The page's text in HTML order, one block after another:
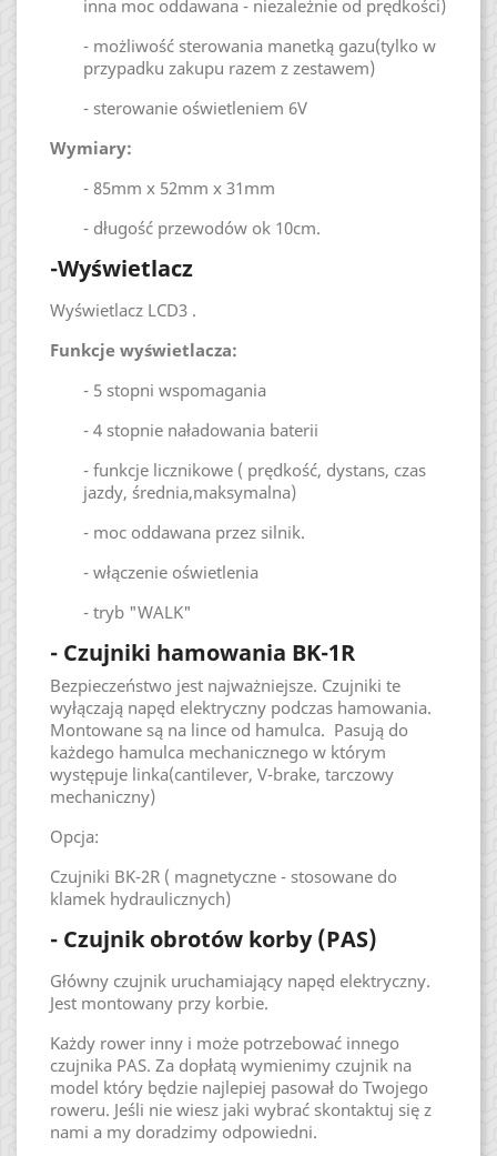
inna moc oddawana - niezależnie od prędkości)
- możliwość sterowania manetką gazu(tylko w
przypadku zakupu razem z zestawem)
- sterowanie oświetleniem 6V
Wymiary:
- 85mm x 52mm x 31mm
- długość przewodów ok 10cm.
-Wyświetlacz
Wyświetlacz LCD3 .
Funkcje wyświetlacza:
- 5 stopni wspomagania
- 4 stopnie naładowania baterii
- funkcje licznikowe ( prędkość, dystans, czas
jazdy, średnia,maksymalna)
- moc oddawana przez silnik.
- włączenie oświetlenia
- tryb "WALK"
- Czujniki hamowania BK-1R
Bezpieczeństwo jest najważniejsze. Czujniki te
wyłączają napęd elektryczny podczas hamowania.
Montowane są na lince od hamulca. Pasują do
każdego hamulca mechanicznego w którym
występuje linka(cantilever, V-brake, tarczowy
mechaniczny)
Opcja:
Czujniki BK-2R ( magnetyczne - stosowane do
klamek hydraulicznych)
- Czujnik obrotów korby (PAS)
Główny czujnik uruchamiający napęd elektryczny.
Jest montowany przy korbie.
Każdy rower inny i może potrzebować innego
czujnika PAS. Za dopłatą wymienimy czujnik na
model który będzie najlepiej pasował do Twojego
roweru. Jeśli nie wiesz jaki wybrać skontaktuj się z
nami a my doradzimy odpowiedni.